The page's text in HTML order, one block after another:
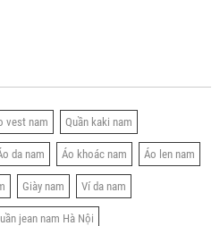
vest nam Quần kaki nam
da nam Áo khoác nam Áo len nam
Giày nam Ví da nam
jean nam Hà Nội